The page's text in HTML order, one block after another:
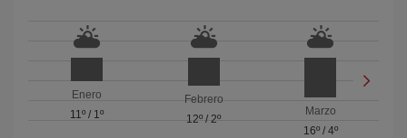
Enero
11º/ 1º
Febrero
12º / 2º
Marzo
16º/ 4º